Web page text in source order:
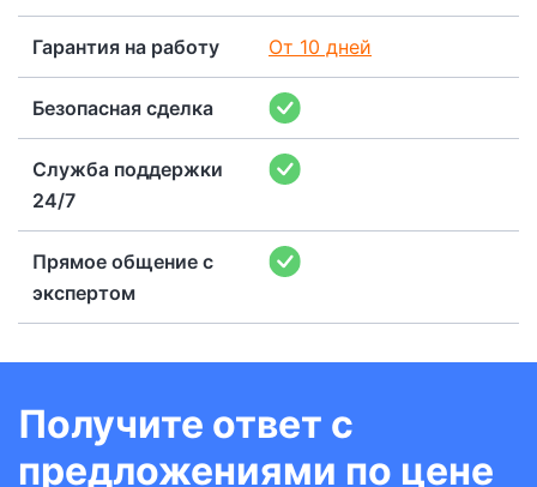
Гарантия на работу От 10 дней
Безопасная сделка
Служба поддержки
24/7
Прямое общение с
экспертом
Получите ответ с
предложениями по цене